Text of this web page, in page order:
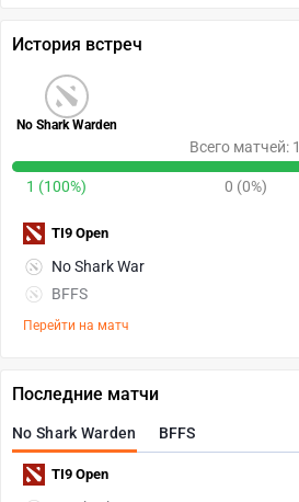
История встреч
No Shark Warden
Всего матчей: 1
1 (100%) 0 (0%)
No Shark War
BFFS
Перейти на матч
TI9 Open
Последние матчи
No Shark Warden BFFS
TI9 Open